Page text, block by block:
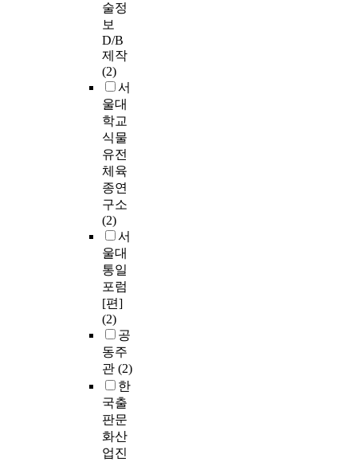
술정
보
D/B
제작
(2)
서
울대
학교
식물
유전
체육
종연
구소
(2)
서
울대
통일
포럼
[편]
(2)
공
동주
관 (2)
한
국출
판문
화산
업진